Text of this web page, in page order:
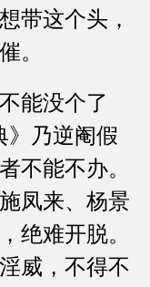
带这个头，
。
能没个了
》乃逆阉假
不能不办。
凤来、杨景
绝难开脱。
威，不得不